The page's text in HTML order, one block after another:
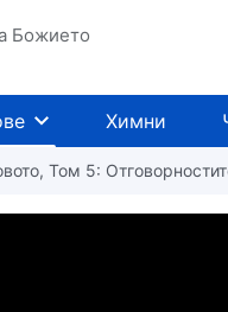
Божието
Химни
Том 5: